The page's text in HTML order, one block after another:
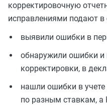
корректировочную
исправлениями подают
выявили ошибки в
обнаружили ошибки
корректировки, в
нашли ошибки в учете
по разным ставкам, а